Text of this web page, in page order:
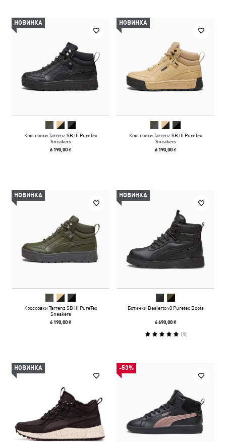
НОВИНКА
Кроссовки Tarrenz SB III PureTex
Sneakers
6 190,00 ₴
НОВИНКА
Кроссовки Tarrenz SB III PureTex
Sneakers
6 190,00 ₴
НОВИНКА
Кроссовки Tarrenz SB III PureTex
Sneakers
6 190,00 ₴
НОВИНКА
Ботинки Desierto v3 Puretex Boots
6 690,00 ₴
(1)
НОВИНКА -53%